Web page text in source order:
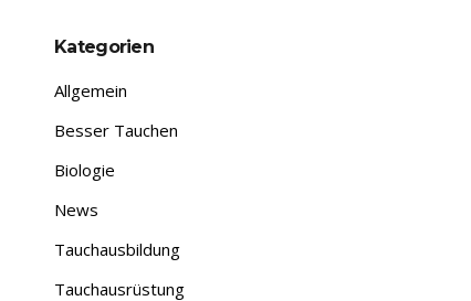
Kategorien
Allgemein
Besser Tauchen
Biologie
News
Tauchausbildung
Tauchausrüstung